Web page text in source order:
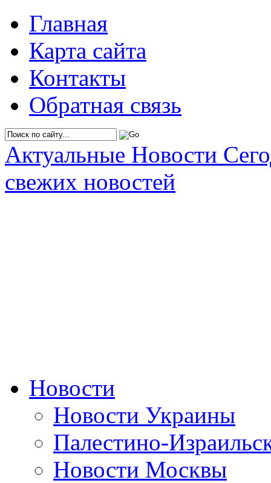
Главная
Карта сайта
Контакты
Обратная связь
Актуальные Новости
свежих новостей
Новости
Новости Украины
Палестино-
Новости Москвы